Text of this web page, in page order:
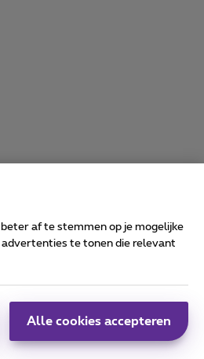
af te stemmen op je mogelijke
te tonen die relevant
Alle cookies accepteren